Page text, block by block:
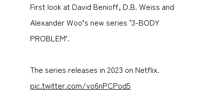
First look at David Benioff, D.B. Weiss and
Alexander Woo’s new series ‘3-BODY
PROBLEM’.
The series releases in 2023 on Netflix.
pic.twitter.com/vo6nPCPod5